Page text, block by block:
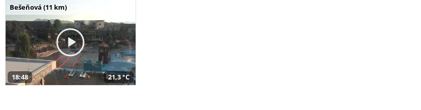
Bešeňová (11 km)
18:48 21,3 °C